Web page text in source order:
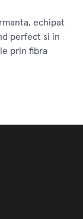
echipat
perfect si in
prin fibra